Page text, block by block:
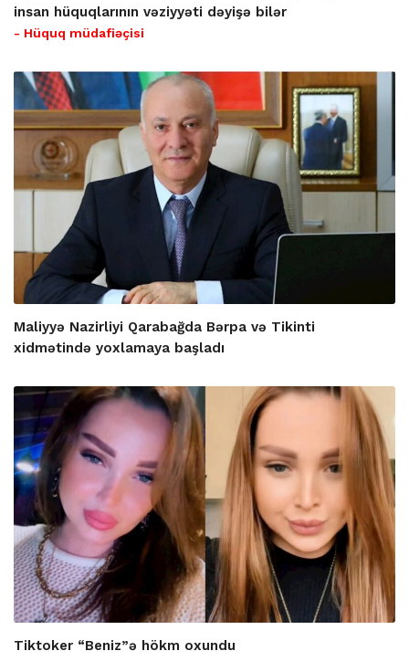
insan hüquqlarının vəziyyəti dəyişə bilər
- Hüquq müdafiəçisi
Maliyyə Nazirliyi Qarabağda Bərpa və Tikinti
xidmətində yoxlamaya başladı
Tiktoker “Beniz”ə hökm oxundu